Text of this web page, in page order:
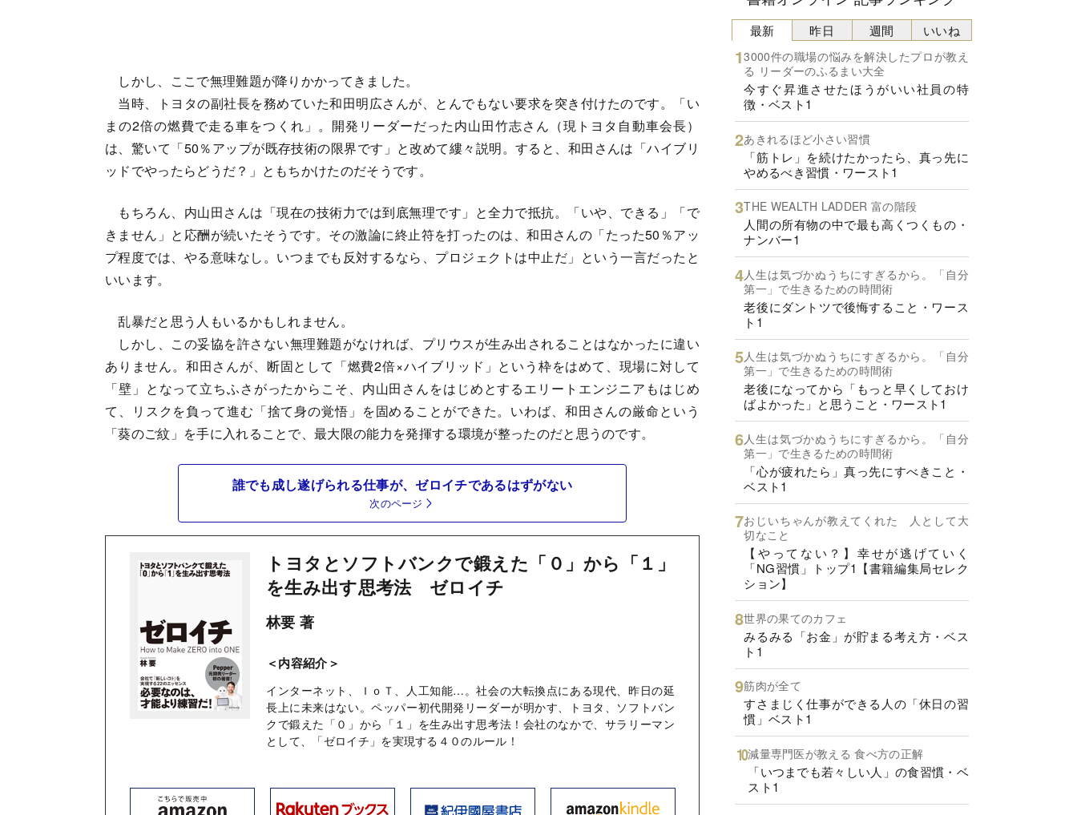
しかし、ここで無理難題が降りかかってきました。
当時、トヨタの副社長を務めていた和田明広さんが、とんでもない要求を突き付けたのです。「い
まの2倍の燃費で走る車をつくれ」。開発リーダーだった内山田竹志さん（現トヨタ自動車会長）
は、驚いて「50％アップが既存技術の限界です」と改めて縷々説明。すると、和田さんは「ハイブリ
ッドでやったらどうだ？」ともちかけたのだそうです。
もちろん、内山田さんは「現在の技術力では到底無理です」と全力で抵抗。「いや、できる」「で
きません」と応酬が続いたそうです。その激論に終止符を打ったのは、和田さんの「たった50％アッ
プ程度では、やる意味なし。いつまでも反対するなら、プロジェクトは中止だ」という一言だったと
いいます。
乱暴だと思う人もいるかもしれません。
しかし、この妥協を許さない無理難題がなければ、プリウスが生み出されることはなかったに違い
ありません。和田さんが、断固として「燃費2倍×ハイブリッド」という枠をはめて、現場に対して
「壁」となって立ちふさがったからこそ、内山田さんをはじめとするエリートエンジニアもはじめ
て、リスクを負って進む「捨て身の覚悟」を固めることができた。いわば、和田さんの厳命という
「葵のご紋」を手に入れることで、最大限の能力を発揮する環境が整ったのだと思うのです。
誰でも成し遂げられる仕事が、ゼロイチであるはずがない
次のページ
トヨタとソフトバンクで鍛えた「０」から「１」
を生み出す思考法 ゼロイチ
林要 著
＜内容紹介＞
インターネット、ＩｏＴ、人工知能…。社会の大転換点にある現代、昨日の延
長上に未来はない。ペッパー初代開発リーダーが明かす、トヨタ、ソフトバン
クで鍛えた「０」から「１」を生み出す思考法！会社のなかで、サラリーマン
として、「ゼロイチ」を実現する４０のルール！
最新
3000件の職場の悩みを解決したプロが教え
る リーダーのふるまい大全
今すぐ昇進させたほうがいい社員の特
徴・ベスト1
あきれるほど小さい習慣
「筋トレ」を続けたかったら、真っ先に
やめるべき習慣・ワースト1
THE WEALTH LADDER 富の階段
人間の所有物の中で最も高くつくもの・
ナンバー1
人生は気づかぬうちにすぎるから。「自分
第一」で生きるための時間術
老後にダントツで後悔すること・ワース
ト1
人生は気づかぬうちにすぎるから。「自分
第一」で生きるための時間術
老後になってから「もっと早くしておけ
ばよかった」と思うこと・ワースト1
人生は気づかぬうちにすぎるから。「自分
第一」で生きるための時間術
「心が疲れたら」真っ先にすべきこと・
ベスト1
おじいちゃんが教えてくれた 人として大
切なこと
【やってない？】幸せが逃げていく
「NG習慣」トップ1【書籍編集局セレク
ション】
世界の果てのカフェ
みるみる「お金」が貯まる考え方・ベス
ト1
筋肉が全て
すさまじく仕事ができる人の「休日の習
慣」ベスト1
減量専門医が教える 食べ方の正解
「いつまでも若々しい人」の食習慣・ベ
スト1
昨日 週間 いいね